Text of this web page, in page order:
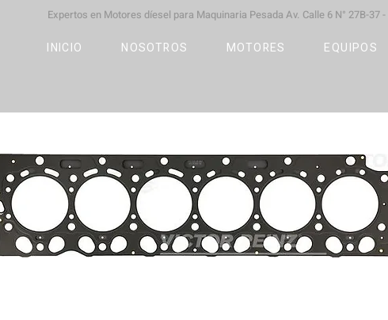
Expertos en Motores díesel para Maquinaria Pesada Av. Calle 6 N° 27B-37 -
INICIO NOSOTROS MOTORES EQUIPOS